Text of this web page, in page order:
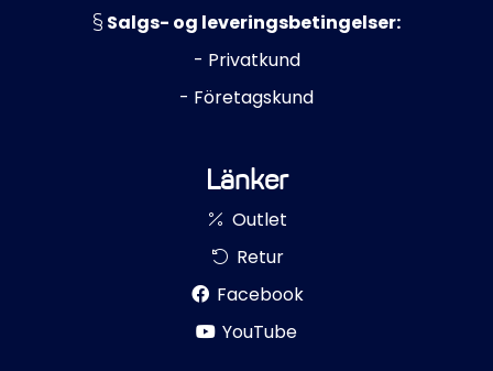
Salgs- og leveringsbetingelser:
- Privatkund
- Företagskund
Länker
Outlet
Retur
Facebook
YouTube